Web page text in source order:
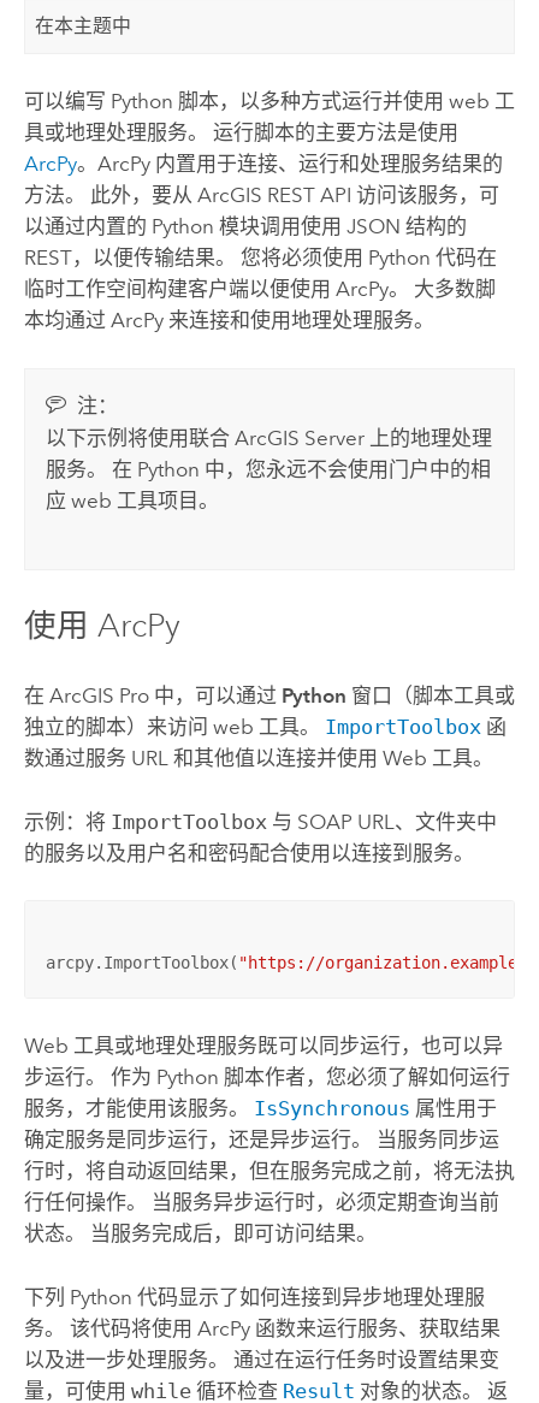
在本主题中
可以编写 Python 脚本，以多种方式运行并使用 web 工
具或地理处理服务。 运行脚本的主要方法是使用
ArcPy。 ArcPy内置用于连接、运行和处理服务结果的
方法。 此外，要从 ArcGIS REST API 访问该服务，可
以通过内置的 Python 模块调用使用 JSON 结构的
REST，以便传输结果。 您将必须使用 Python 代码在
临时工作空间构建客户端以便使用 ArcPy。 大多数脚
本均通过 ArcPy来连接和使用地理处理服务。
注：
以下示例将使用联合ArcGIS Server 上的地理处理
服务。 在 Python 中，您永远不会使用门户中的相
应 web 工具项目。
使用 ArcPy
在 ArcGIS Pro中，可以通过 Python 窗口（脚本工具或
独立的脚本）来访问 web 工具。 ImportToolbox函
数通过服务 URL 和其他值以连接并使用 Web 工具。
示例：将 ImportToolbox 与 SOAP URL、文件夹中
的服务以及用户名和密码配合使用以连接到服务。
arcpy.ImportToolbox( "https://
Web 工具或地理处理服务既可以同步运行，也可以异
步运行。 作为 Python 脚本作者，您必须了解如何运行
服务，才能使用该服务。 IsSynchronous 属性用于
确定服务是同步运行，还是异步运行。 当服务同步运
行时，将自动返回结果，但在服务完成之前，将无法执
行任何操作。 当服务异步运行时，必须定期查询当前
状态。 当服务完成后，即可访问结果。
下列 Python 代码显示了如何连接到异步地理处理服
务。 该代码将使用 ArcPy函数来运行服务、获取结果
以及进一步处理服务。 通过在运行任务时设置结果变
量，可使用 while循环检查 Result 对象的状态。 返